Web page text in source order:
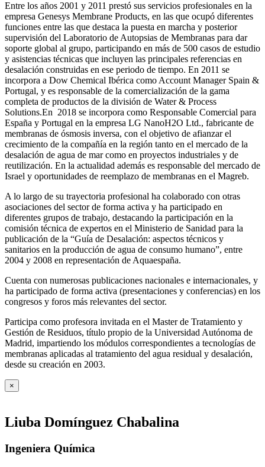
Entre los años 2001 y 2011 prestó sus servicios profesionales en la
empresa Genesys Membrane Products, en las que ocupó diferentes
funciones entre las que destaca la puesta en marcha y posterior
supervisión del Laboratorio de Autopsias de Membranas para dar
soporte global al grupo, participando en más de 500 casos de estudio
y asistencias técnicas que incluyen las principales referencias en
desalación construidas en ese periodo de tiempo. En 2011 se
incorpora a Dow Chemical Ibérica como Account Manager Spain &
Portugal, y es responsable de la comercialización de la gama
completa de productos de la división de Water & Process
Solutions.En 2018 se incorpora como Responsable Comercial para
España y Portugal en la empresa LG NanoH2O Ltd., fabricante de
membranas de ósmosis inversa, con el objetivo de afianzar el
crecimiento de la compañía en la región tanto en el mercado de la
desalación de agua de mar como en proyectos industriales y de
reutilización. En la actualidad además es responsable del mercado de
Israel y oportunidades de reemplazo de membranas en el Magreb.
A lo largo de su trayectoria profesional ha colaborado con otras
asociaciones del sector de forma activa y ha participado en
diferentes grupos de trabajo, destacando la participación en la
comisión técnica de expertos en el Ministerio de Sanidad para la
publicación de la “Guía de Desalación: aspectos técnicos y
sanitarios en la producción de agua de consumo humano”, entre
2004 y 2008 en representación de Aquaespaña.
Cuenta con numerosas publicaciones nacionales e internacionales, y
ha participado de forma activa (presentaciones y conferencias) en los
congresos y foros más relevantes del sector.
Participa como profesora invitada en el Master de Tratamiento y
Gestión de Residuos, título propio de la Universidad Autónoma de
Madrid, impartiendo los módulos correspondientes a tecnologías de
membranas aplicadas al tratamiento del agua residual y desalación,
desde su creación en 2003.
×
Liuba Domínguez Chabalina
Ingeniera Química